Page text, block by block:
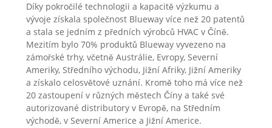
Díky pokročilé technologii a kapacitě výzkumu a
vývoje získala společnost Blueway více než 20 patentů
a stala se jedním z předních výrobců HVAC v Číně.
Mezitím bylo 70% produktů Blueway vyvezeno na
zámořské trhy, včetně Austrálie, Evropy, Severní
Ameriky, Středního východu, Jižní Afriky, Jižní Ameriky
a získalo celosvětové uznání. Kromě toho má více než
20 zastoupení v různých městech Číny a také své
autorizované distributory v Evropě, na Středním
východě, v Severní Americe a Jižní Americe.